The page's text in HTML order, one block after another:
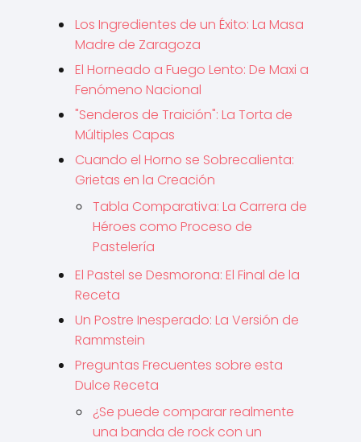
Los Ingredientes de un Éxito: La Masa
Madre de Zaragoza
El Horneado a Fuego Lento: De Maxi a
Fenómeno Nacional
"Senderos de Traición": La Torta de
Múltiples Capas
Cuando el Horno se Sobrecalienta:
Grietas en la Creación
Tabla Comparativa: La Carrera de
Héroes como Proceso de
Pastelería
El Pastel se Desmorona: El Final de la
Receta
Un Postre Inesperado: La Versión de
Rammstein
Preguntas Frecuentes sobre esta
Dulce Receta
¿Se puede comparar realmente
una banda de rock con un